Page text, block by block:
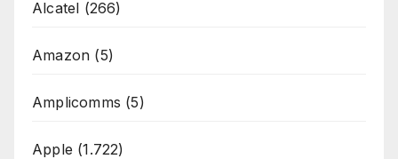
Alcatel (266)
Amazon (5)
Amplicomms (5)
Apple (1.722)